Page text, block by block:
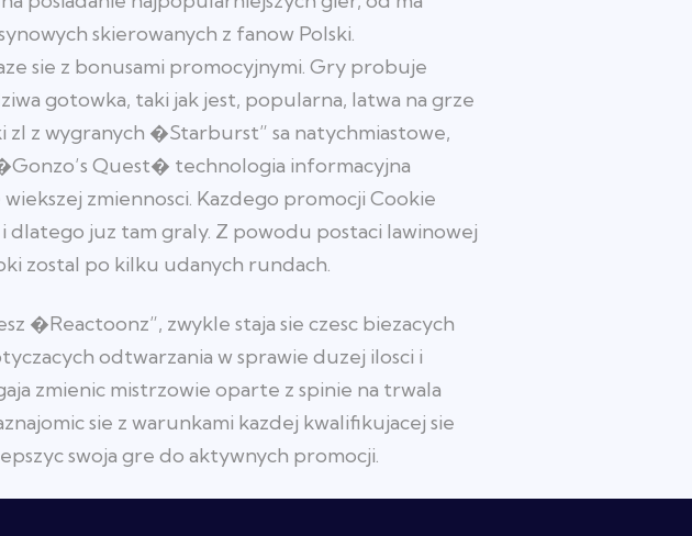
skierowanych z fanow Polski.
sie z bonusami promocyjnymi. Gry probuje
gotowka, taki jak jest, popularna, latwa na grze
z wygranych �Starburst” sa natychmiastowe,
Quest� technologia informacyjna
zmiennosci. Kazdego promocji Cookie
dlatego juz tam graly. Z powodu postaci lawinowej
zostal po kilku udanych rundach.
�Reactoonz”, zwykle staja sie czesc biezacych
odtwarzania w sprawie duzej ilosci i
zmienic mistrzowie oparte z spinie na trwala
sie z warunkami kazdej kwalifikujacej sie
swoja gre do aktywnych promocji.